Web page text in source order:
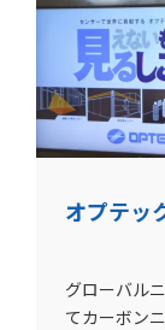
オプテッ
グローバル
てカーボン